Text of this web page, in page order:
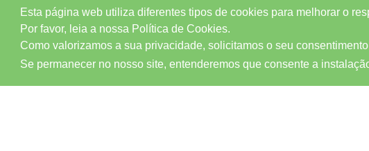
Esta página web utiliza diferentes tipos de cookies para melhorar o
Por favor, leia a nossa Política de Cookies.
Como valorizamos a sua privacidade, solicitamos o seu
Se permanecer no nosso site, entenderemos que consente a